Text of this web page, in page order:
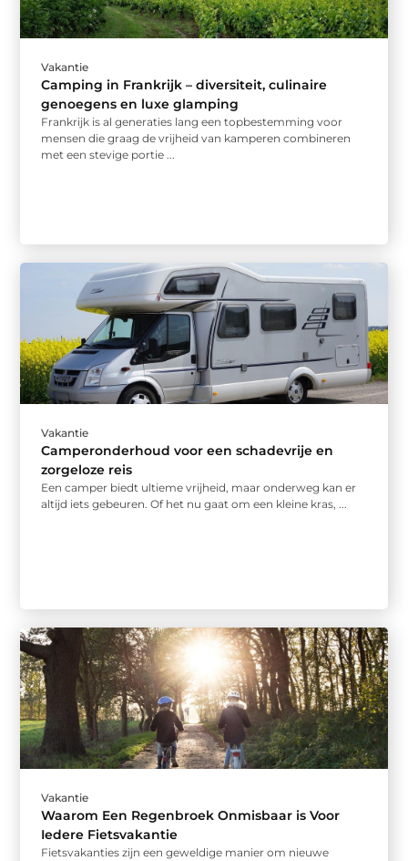
Vakantie
Camping in Frankrijk – diversiteit, culinaire
genoegens en luxe glamping
Frankrijk is al generaties lang een topbestemming voor
mensen die graag de vrijheid van kamperen combineren
met een stevige portie ...
Vakantie
Camperonderhoud voor een schadevrije en
zorgeloze reis
Een camper biedt ultieme vrijheid, maar onderweg kan er
altijd iets gebeuren. Of het nu gaat om een kleine kras, ...
Vakantie
Waarom Een Regenbroek Onmisbaar is Voor
Iedere Fietsvakantie
Fietsvakanties zijn een geweldige manier om nieuwe